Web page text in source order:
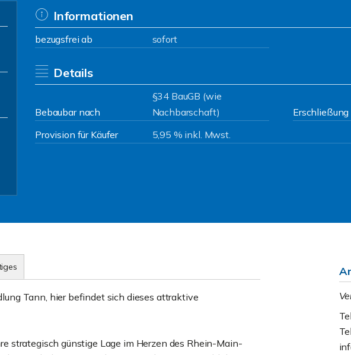
Informationen
bezugsfrei ab sofort
Details
Bebaubar nach
§34 BauGB (wie
Nachbarschaft)
Erschließung
Provision für Käufer
5,95 % inkl. Mwst.
Tann, hier befindet sich dieses attraktive
strategisch günstige Lage im Herzen des Rhein-Main-